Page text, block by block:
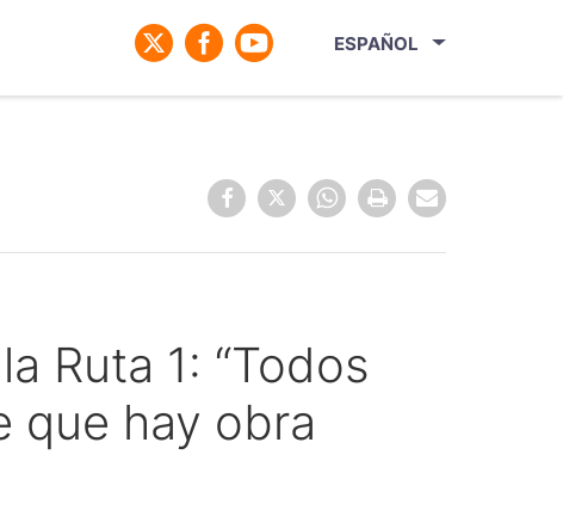
ESPAÑOL
Ruta 1: “Todos
que hay obra